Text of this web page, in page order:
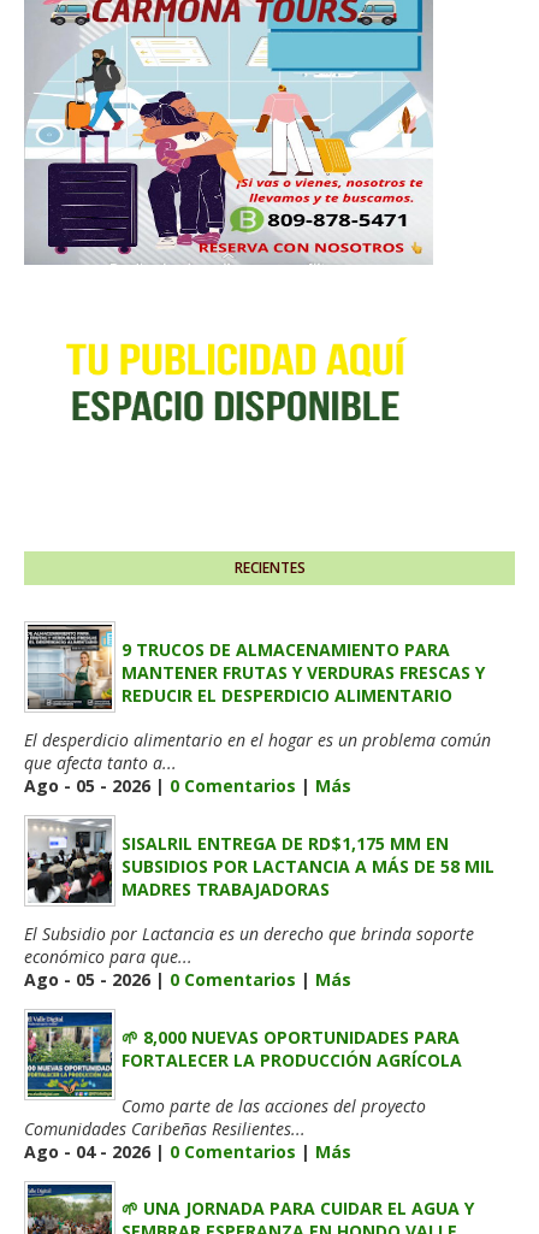
RECIENTES
9 TRUCOS DE ALMACENAMIENTO PARA
MANTENER FRUTAS Y VERDURAS FRESCAS Y
REDUCIR EL DESPERDICIO ALIMENTARIO
El desperdicio alimentario en el hogar es un problema común
que afecta tanto a...
Ago - 05 - 2026 | 0 Comentarios | Más
SISALRIL ENTREGA DE RD$1,175 MM EN
SUBSIDIOS POR LACTANCIA A MÁS DE 58 MIL
MADRES TRABAJADORAS
El Subsidio por Lactancia es un derecho que brinda soporte
económico para que...
Ago - 05 - 2026 | 0 Comentarios | Más
🌱 8,000 NUEVAS OPORTUNIDADES PARA
FORTALECER LA PRODUCCIÓN AGRÍCOLA
Como parte de las acciones del proyecto
Comunidades Caribeñas Resilientes...
Ago - 04 - 2026 | 0 Comentarios | Más
🌱 UNA JORNADA PARA CUIDAR EL AGUA Y